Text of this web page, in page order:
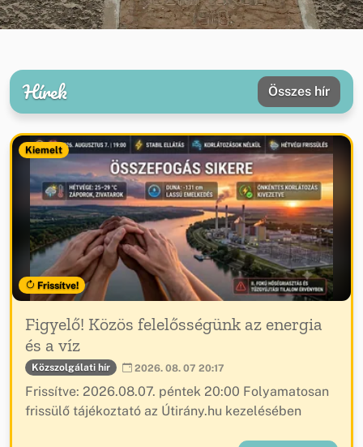
Hírek Összes hír
Kiemelt
Frissítve!
Figyelő! Közös felelősségünk az energia
és a víz
Közszolgálati hír 2026. 08. 07 20:17
Frissítve: 2026.08.07. péntek 20:00 Folyamatosan
frissülő tájékoztató az Útirány.hu kezelésében